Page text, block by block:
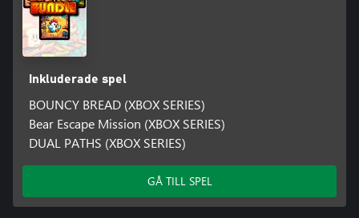
Inkluderade spel
BOUNCY BREAD (XBOX SERIES)
Bear Escape Mission (XBOX SERIES)
DUAL PATHS (XBOX SERIES)
GÅ TILL SPEL